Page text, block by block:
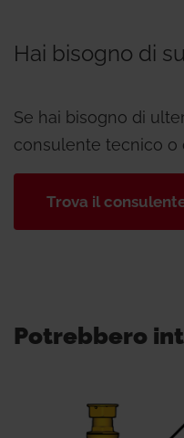
Hai bisogno di
Se hai bisogno di
consulente tecnico o
Trova il
Potrebbero